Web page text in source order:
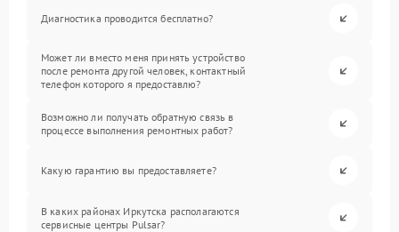
Диагностика проводится бесплатно?
Может ли вместо меня принять устройство
после ремонта другой человек, контактный
телефон которого я предоставлю?
Возможно ли получать обратную связь в
процессе выполнения ремонтных работ?
Какую гарантию вы предоставляете?
В каких районах Иркутска располагаются
сервисные центры Pulsar?